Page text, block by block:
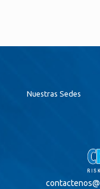
Nuestras Sedes
contactenos@